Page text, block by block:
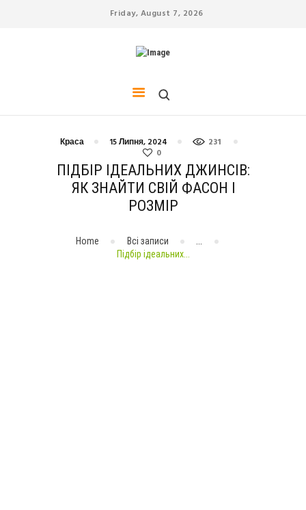
Friday, August 7, 2026
Краса 15 Липня, 2024
231
0
ПІДБІР ІДЕАЛЬНИХ ДЖИНСІВ:
ЯК ЗНАЙТИ СВІЙ ФАСОН І
РОЗМІР
Home Всі записи
Підбір ідеальних...
СТРЕС
ЗДОРОВ’Я
ДОМАШНІ ТВАРИНИ